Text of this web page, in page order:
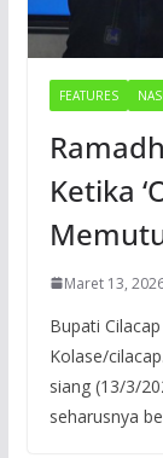
FEATURES
Ketika
Maret 13,
Bupati
Kolase/
siang (13/3/
seharusnya